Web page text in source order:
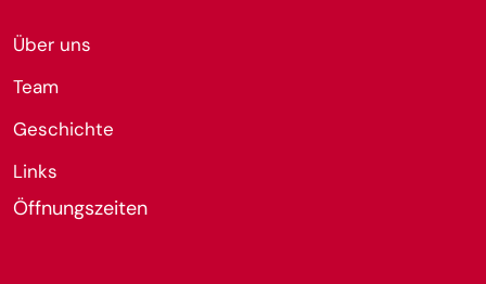
Über uns
Team
Geschichte
Links
Öffnungszeiten